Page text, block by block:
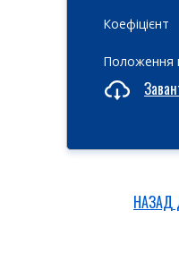
Коефіцієнт
Положення
НАЗАД